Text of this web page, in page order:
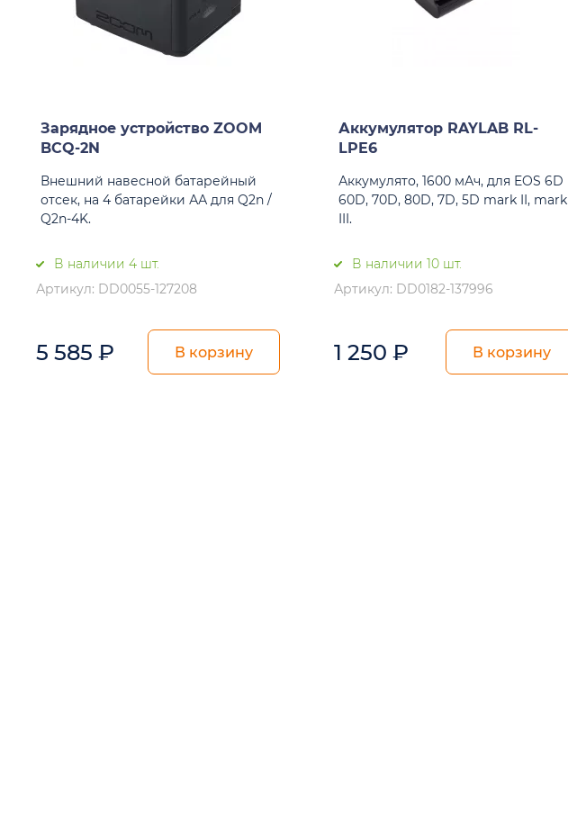
Зарядное устройство ZOOM
BCQ-2N
Внешний навесной батарейный
отсек, на 4 батарейки АА для Q2n /
Q2n-4K.
В наличии 4 шт.
Артикул: DD0055-127208
5 585 ₽ В корзину
Аккумулятор RAYLAB RL-
LPE6
Аккумулято, 1600 мАч, для EOS 6D
60D, 70D, 80D, 7D, 5D mark II, mark
III.
В наличии 10 шт.
Артикул: DD0182-137996
1 250 ₽ В корзину